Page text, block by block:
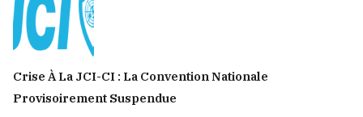
Crise À La JCI-CI : La Convention Nationale
Provisoirement Suspendue